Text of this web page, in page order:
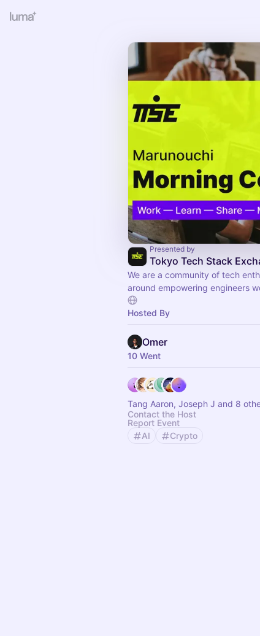
Presented by
We are a community of tech
around empowering engineers
Hosted By
Omer
10 Went
Tang Aaron, Joseph J and 8
Contact the Host
Report Event
AI
Crypto